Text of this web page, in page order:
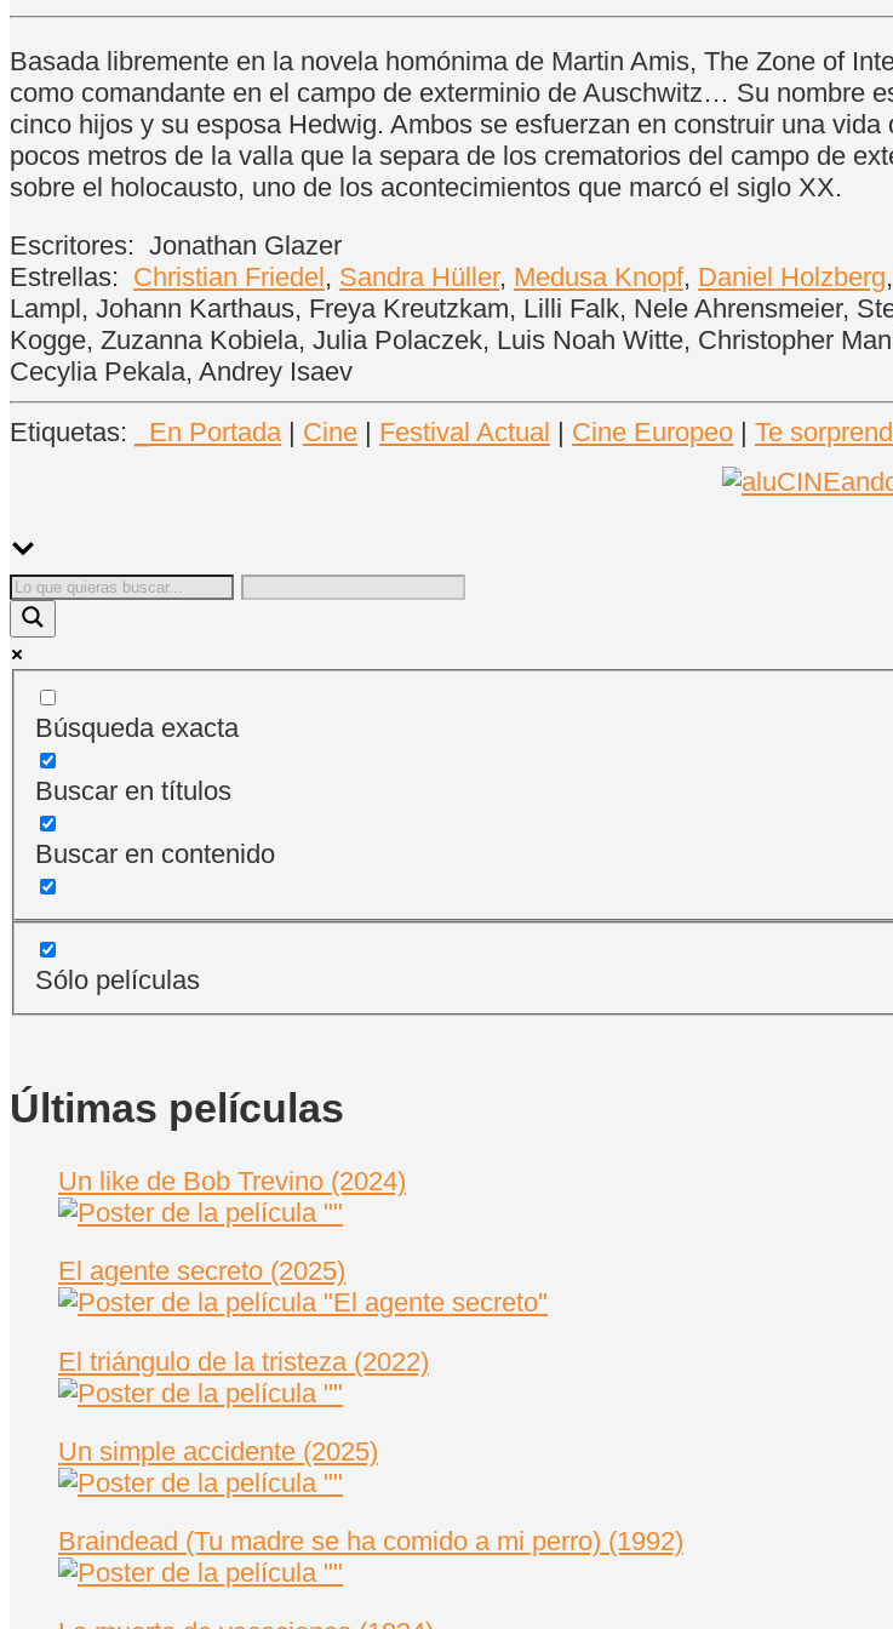
Basada libremente en la novela homónima de Martin Amis, The Zone of
como comandante en el campo de exterminio de Auschwitz… Su nombre
cinco hijos y su esposa Hedwig. Ambos se esfuerzan en construir una
pocos metros de la valla que la separa de los crematorios del campo de
sobre el holocausto, uno de los acontecimientos que marcó el siglo XX.
Escritores: Jonathan Glazer
Estrellas: Christian Friedel, Sandra Hüller, Medusa Knopf, Daniel Holzberg,
Lampl, Johann Karthaus, Freya Kreutzkam, Lilli Falk, Nele Ahrensmeier,
Kogge, Zuzanna Kobiela, Julia Polaczek, Luis Noah Witte, Christopher
Cecylia Pekala, Andrey Isaev
Etiquetas: _En Portada| Cine Festival Actual Cine Europeo Te
Búsqueda exacta
Buscar en títulos
Buscar en contenido
Sólo películas
Últimas películas
Un like de Bob Trevino (2024)
El agente secreto (2025)
El triángulo de la tristeza (2022)
Un simple accidente (2025)
Braindead (Tu madre se ha comido a mi perro) (1992)